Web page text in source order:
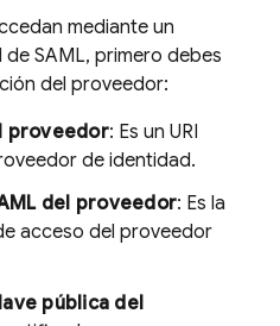
mediante un
SAML, primero debes
del proveedor:
proveedor: Es un URI
de identidad.
del proveedor: Es la
acceso del proveedor
pública del